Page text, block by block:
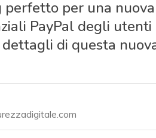
perfetto per una
PayPal degli
di questa